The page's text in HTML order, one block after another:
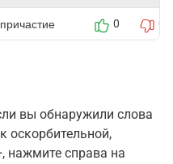
причастие 0 0
вы обнаружили слова
оскорбительной,
нажмите справа на